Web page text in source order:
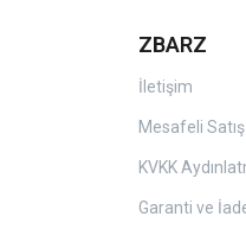
ZBARZ
İletişim
Mesafeli
KVKK
Garanti ve